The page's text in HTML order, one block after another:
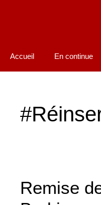
Accueil En continue
Remise